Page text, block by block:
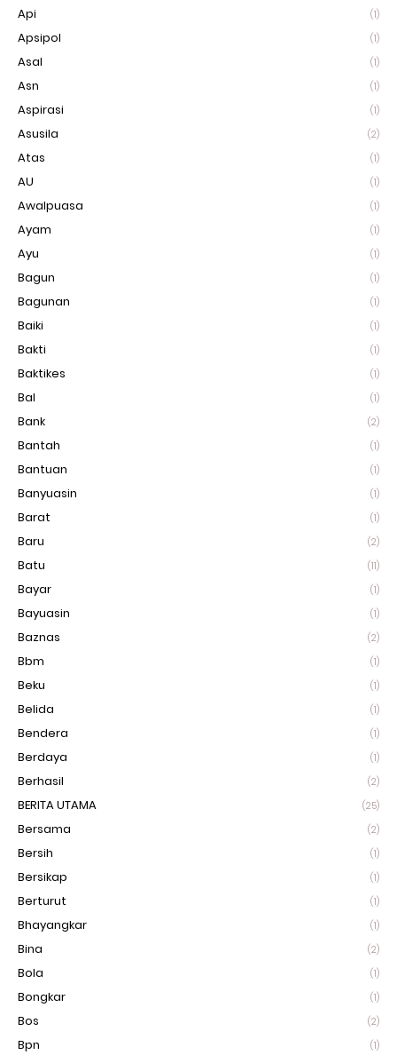
Api (1)
Apsipol (1)
Asal (1)
Asn (1)
Aspirasi (1)
Asusila (2)
Atas (1)
AU (1)
Awalpuasa (1)
Ayam (1)
Ayu (1)
Bagun (1)
Bagunan (1)
Baiki (1)
Bakti (1)
Baktikes (1)
Bal (1)
Bank (2)
Bantah (1)
Bantuan (1)
Banyuasin (1)
Barat (1)
Baru (2)
Batu (11)
Bayar (1)
Bayuasin (1)
Baznas (2)
Bbm (1)
Beku (1)
Belida (1)
Bendera (1)
Berdaya (1)
Berhasil (2)
BERITA UTAMA (25)
Bersama (2)
Bersih (1)
Bersikap (1)
Berturut (1)
Bhayangkar (1)
Bina (2)
Bola (1)
Bongkar (1)
Bos (2)
Bpn (1)